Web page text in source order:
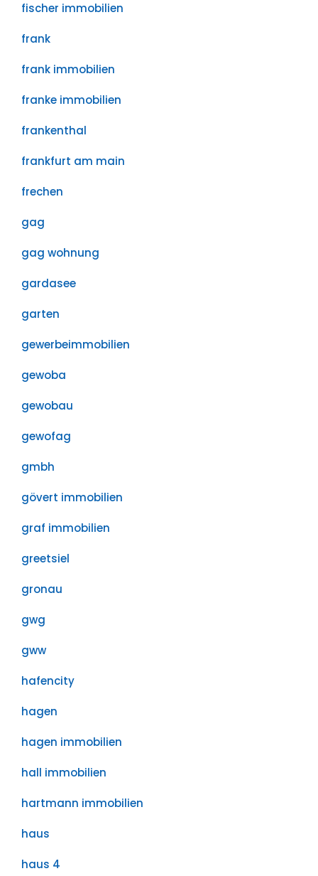
fischer immobilien
frank
frank immobilien
franke immobilien
frankenthal
frankfurt am main
frechen
gag
gag wohnung
gardasee
garten
gewerbeimmobilien
gewoba
gewobau
gewofag
gmbh
gövert immobilien
graf immobilien
greetsiel
gronau
gwg
gww
hafencity
hagen
hagen immobilien
hall immobilien
hartmann immobilien
haus
haus 4